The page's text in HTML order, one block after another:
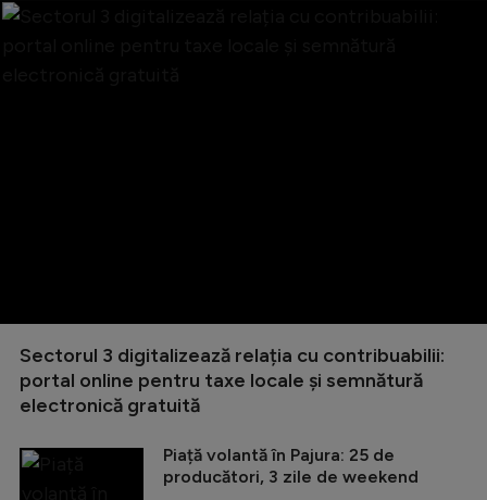
Sectorul 3 digitalizează relația cu contribuabilii:
portal online pentru taxe locale și semnătură
electronică gratuită
Piață volantă în Pajura: 25 de
producători, 3 zile de weekend